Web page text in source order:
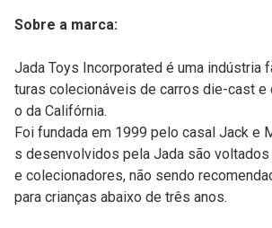
Sobre a marca:
Jada Toys Incorporated é uma indústria
turas colecionáveis de carros die-cast e
o da Califórnia.
Foi fundada em 1999 pelo casal Jack e
s desenvolvidos pela Jada são voltados
e colecionadores, não sendo
para crianças abaixo de três anos.